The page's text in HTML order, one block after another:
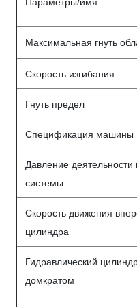
Максимальная гнуть
Скорость изгибания
Гнуть предел
Спецификация машины
Давление деятельности
системы
Скорость движения
цилиндра
Гидравлический
домкратом